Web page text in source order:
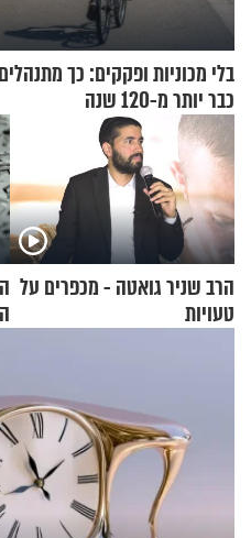
בלי מכוניות ופקקים: כך
כבר יותר מ-120 שנה
הרב שניר גואטה - מכפרים על
טעויות